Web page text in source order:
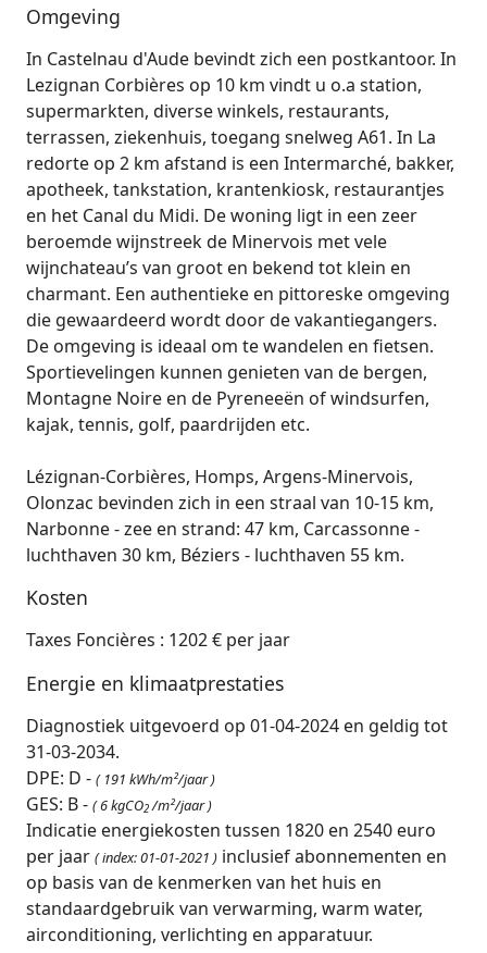
Omgeving
In Castelnau d'Aude bevindt zich een postkantoor. In
Lezignan Corbières op 10 km vindt u o.a station,
supermarkten, diverse winkels, restaurants,
terrassen, ziekenhuis, toegang snelweg A61. In La
redorte op 2 km afstand is een Intermarché, bakker,
apotheek, tankstation, krantenkiosk, restaurantjes
en het Canal du Midi. De woning ligt in een zeer
beroemde wijnstreek de Minervois met vele
wijnchateau’s van groot en bekend tot klein en
charmant. Een authentieke en pittoreske omgeving
die gewaardeerd wordt door de vakantiegangers.
De omgeving is ideaal om te wandelen en fietsen.
Sportievelingen kunnen genieten van de bergen,
Montagne Noire en de Pyreneeën of windsurfen,
kajak, tennis, golf, paardrijden etc.
Lézignan-Corbières, Homps, Argens-Minervois,
Olonzac bevinden zich in een straal van 10-15 km,
Narbonne - zee en strand: 47 km, Carcassonne -
luchthaven 30 km, Béziers - luchthaven 55 km.
Kosten
Taxes Foncières : 1202 € per jaar
Energie en klimaatprestaties
Diagnostiek uitgevoerd op 01-04-2024 en geldig tot
31-03-2034.
DPE: D - ( 191 kWh/m²/jaar )
GES: B - ( 6 kgCO2/m²/jaar )
Indicatie energiekosten tussen 1820 en 2540 euro
per jaar ( index: 01-01-2021 ) inclusief abonnementen en
op basis van de kenmerken van het huis en
standaardgebruik van verwarming, warm water,
airconditioning, verlichting en apparatuur.